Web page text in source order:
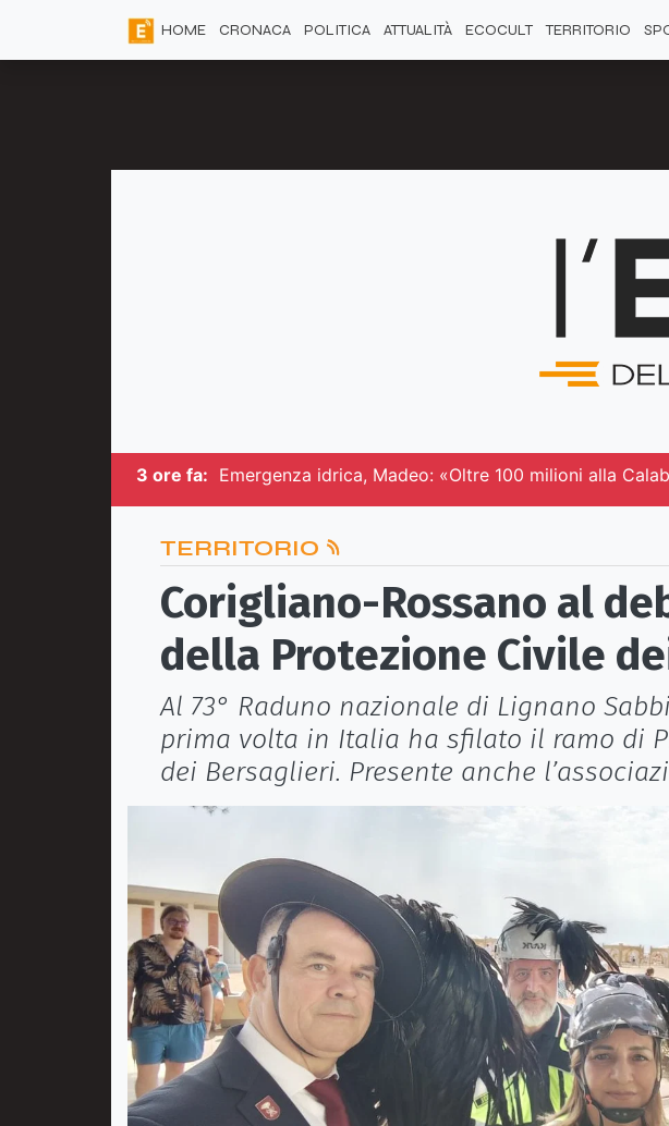
HOME CRONACA POLITICA ATTUALITÀ ECOCULT TERRITORIO
3 ore fa: Emergenza idrica, Madeo: «Oltre 100 milioni alla
TERRITORIO
Corigliano-Rossano al
della Protezione Civile
Al 73° Raduno nazionale di Lignano
prima volta in Italia ha sfilato il ramo di
dei Bersaglieri. Presente anche